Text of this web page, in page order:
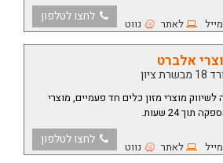
לאתר נווט לחצו לטלפון
אלברט
ורד 18 מבשרת ציון
מוצרי מזון כלים חד פעמיים, מוצרי
24 שעות.
לאתר נווט לחצו לטלפון